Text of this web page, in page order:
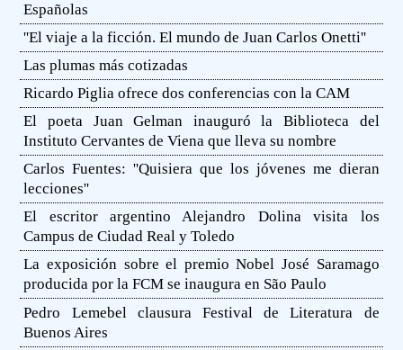
Españolas
''El viaje a la ficción. El mundo de Juan Carlos Onetti''
Las plumas más cotizadas
Ricardo Piglia ofrece dos conferencias con la CAM
El poeta Juan Gelman inauguró la Biblioteca del
Instituto Cervantes de Viena que lleva su nombre
Carlos Fuentes: ''Quisiera que los jóvenes me dieran
lecciones''
El escritor argentino Alejandro Dolina visita los
Campus de Ciudad Real y Toledo
La exposición sobre el premio Nobel José Saramago
producida por la FCM se inaugura en São Paulo
Pedro Lemebel clausura Festival de Literatura de
Buenos Aires